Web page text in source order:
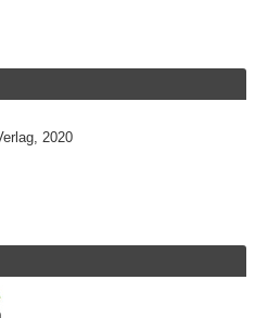
2020